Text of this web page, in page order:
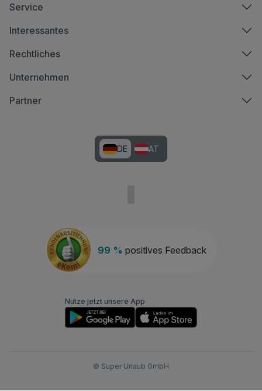
99 % positives Feedback
Service
Interessantes
Rechtliches
Unternehmen
Partner
DE AT
Nutze jetzt unsere App
© Super Urlaub GmbH